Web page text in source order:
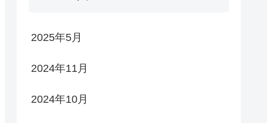
2025年5月
2024年11月
2024年10月